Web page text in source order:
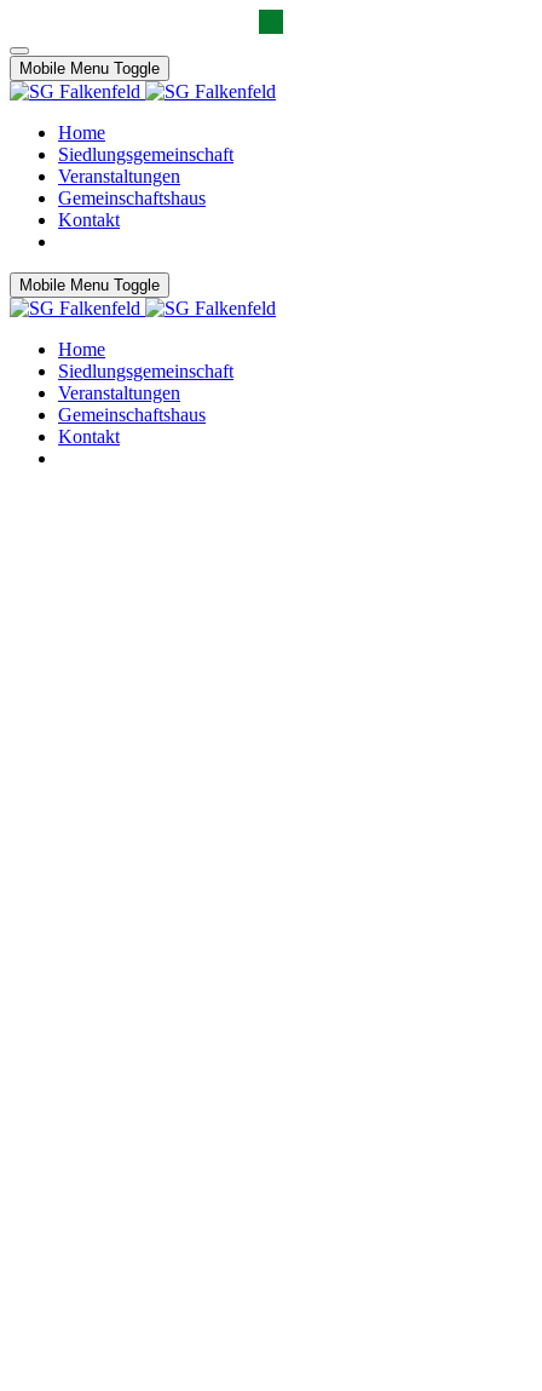
Mobile Menu Toggle
Home
Siedlungsgemeinschaft
Veranstaltungen
Gemeinschaftshaus
Kontakt
Mobile Menu Toggle
Home
Siedlungsgemeinschaft
Veranstaltungen
Gemeinschaftshaus
Kontakt